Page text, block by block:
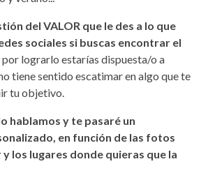
del VALOR que le des a lo que
sociales si buscas encontrar el
por lograrlo estarías dispuesta/o a
tiene sentido escatimar en algo que te
tu objetivo.
hablamos y te pasaré un
en función de las fotos
los lugares donde quieras que la